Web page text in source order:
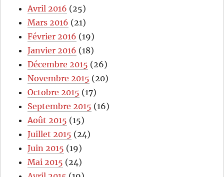
Avril 2016 (25)
Mars 2016 (21)
Février 2016 (19)
Janvier 2016 (18)
Décembre 2015 (26)
Novembre 2015 (20)
Octobre 2015 (17)
Septembre 2015 (16)
Août 2015 (15)
Juillet 2015 (24)
Juin 2015 (19)
Mai 2015 (24)